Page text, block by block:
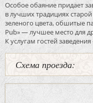
Особое обаяние придает
в лучших традициях
зеленого цвета, обшитые
Pub» — лучшее место для
К услугам гостей
Схема проезда: